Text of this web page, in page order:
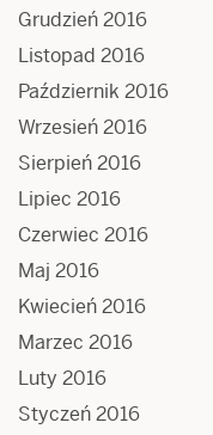
Grudzień 2016
Listopad 2016
Październik 2016
Wrzesień 2016
Sierpień 2016
Lipiec 2016
Czerwiec 2016
Maj 2016
Kwiecień 2016
Marzec 2016
Luty 2016
Styczeń 2016